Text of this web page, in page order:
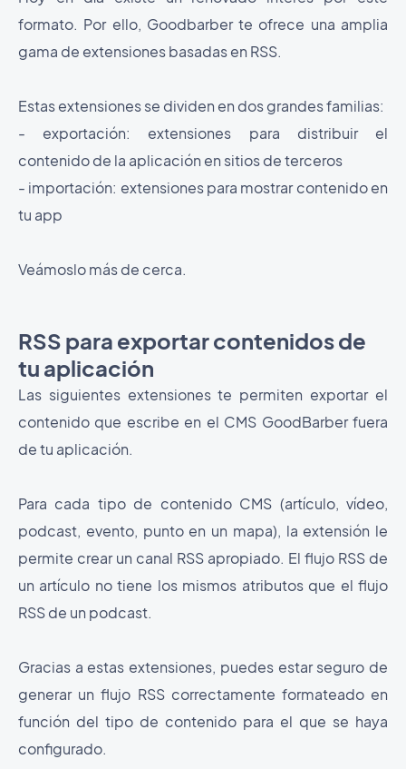
formato. Por ello, Goodbarber te ofrece una amplia
gama de extensiones basadas en RSS.
Estas extensiones se dividen en dos grandes familias:
- exportación: extensiones para distribuir el
contenido de la aplicación en sitios de terceros
- importación: extensiones para mostrar contenido en
tu app
Veámoslo más de cerca.
RSS para exportar contenidos de
tu aplicación
Las siguientes extensiones te permiten exportar el
contenido que escribe en el CMS GoodBarber fuera
de tu aplicación.
Para cada tipo de contenido CMS (artículo, vídeo,
podcast, evento, punto en un mapa), la extensión le
permite crear un canal RSS apropiado. El flujo RSS de
un artículo no tiene los mismos atributos que el flujo
RSS de un podcast.
Gracias a estas extensiones, puedes estar seguro de
generar un flujo RSS correctamente formateado en
función del tipo de contenido para el que se haya
configurado.